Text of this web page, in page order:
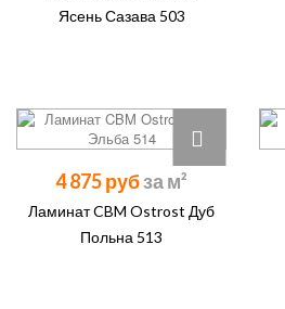
Ясень Сазава 503
4 875 руб
Ламинат CBM Ostrost Дуб
Польна 513